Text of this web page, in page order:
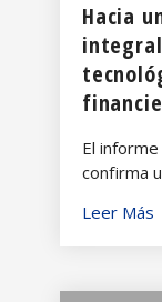
Hacia
El
confirma
Leer Más